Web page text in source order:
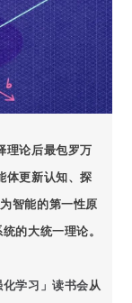
理论后最包罗万
体更新认知、探
智能的第一性原
的大统一理论。
化学习」读书会从